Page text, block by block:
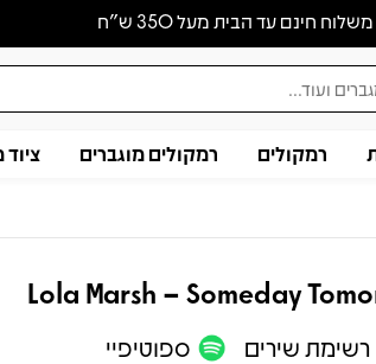
משלוח חינם עד הבית מעל 350 ש״ח
רמקולים רמקולים מוגברים
Lola Marsh – Someday
רשימת שירים ספוטיפיי